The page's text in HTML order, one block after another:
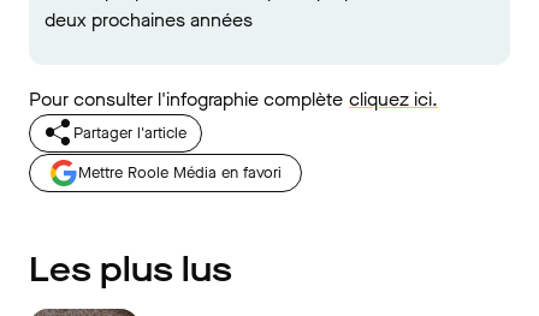
deux prochaines années
Pour consulter l'infographie complète cliquez ici.
Partager l'article
Mettre Roole Média en favori
Les plus lus